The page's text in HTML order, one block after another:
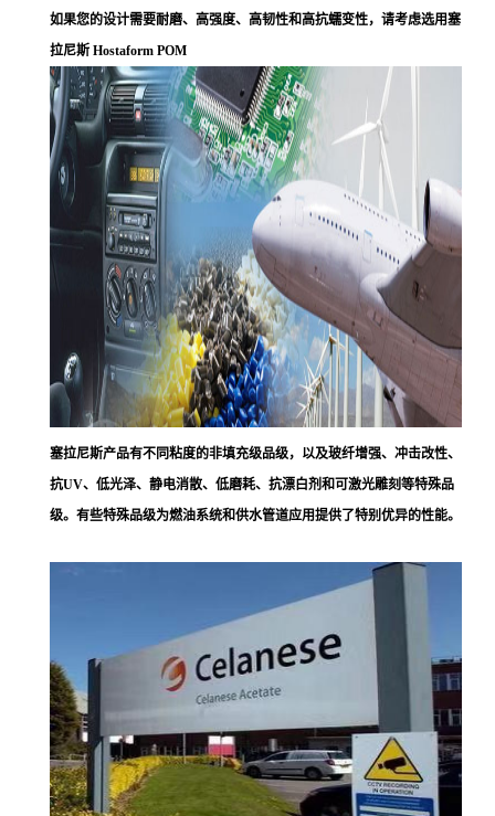
如果您的设计需要耐磨、高强度、高韧性和高抗蠕变性，请考虑选用塞
拉尼斯 Hostaform POM
塞拉尼斯产品有不同粘度的非填充级品级，以及玻纤增强、冲击改性、
抗UV、低光泽、静电消散、低磨耗、抗漂白剂和可激光雕刻等特殊品
级。有些特殊品级为燃油系统和供水管道应用提供了特别优异的性能。